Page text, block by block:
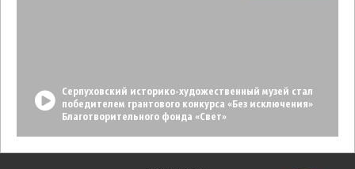
Серпуховский историко-художественный музей стал
победителем грантового конкурса «Без исключения»
Благотворительного фонда «Свет»